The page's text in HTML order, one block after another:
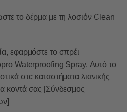
το δέρμα με τη λοσιόν Clean
εφαρμόστε το σπρέι
Waterproofing Spray. Αυτό το
στα καταστήματα λιανικής
κοντά σας [Σύνδεσμος